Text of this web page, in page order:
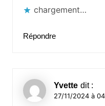
chargement…
Répondre
Yvette dit :
27/11/2024 à